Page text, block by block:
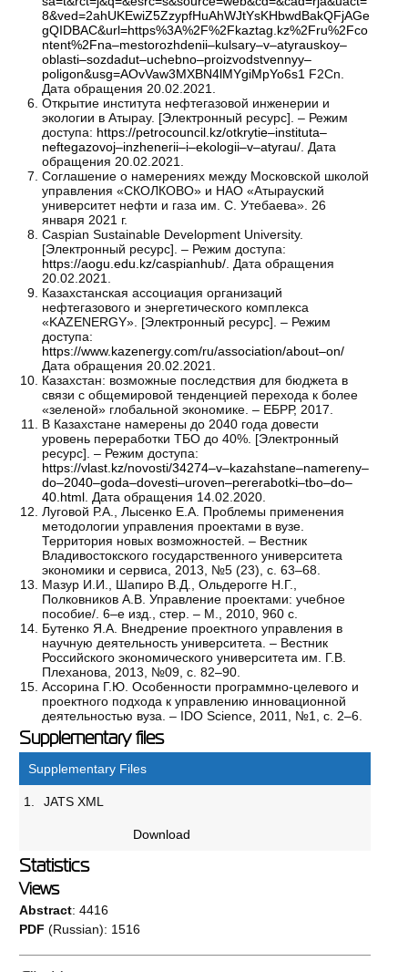
8&ved=2ahUKEwiZ5ZzypfHuAhWJtYsKHbwdBakQFjAGe
gQIDBAC&url=https%3A%2F%2Fkaztag.kz%2Fru%2Fco
ntent%2Fna–mestorozhdenii–kulsary–v–atyrauskoy–
oblasti–sozdadut–uchebno–proizvodstvennyy–
poligon&usg=AOvVaw3MXBN4lMYgiMpYo6s1 F2Cn.
Дата обращения 20.02.2021.
Открытие института нефтегазовой инженерии и
экологии в Атырау. [Электронный ресурс]. – Режим
доступа: https://petrocouncil.kz/otkrytie–instituta–
neftegazovoj–inzhenerii–i–ekologii–v–atyrau/ . Дата
обращения 20.02.2021.
Соглашение о намерениях между Московской школой
управления «СКОЛКОВО» и НАО «Атырауский
университет нефти и газа им. С. Утебаева». 26
января 2021 г.
Caspian Sustainable Development University.
[Электронный ресурс]. – Режим доступа:
https://aogu.edu.kz/caspianhub/ . Дата обращения
20.02.2021.
Казахстанская ассоциация организаций
нефтегазового и энергетического комплекса
«KAZENERGY». [Электронный ресурс]. – Режим
доступа:
https://www.kazenergy.com/ru/association/about–on/
Дата обращения 20.02.2021.
Казахстан: возможные последствия для бюджета в
связи с общемировой тенденцией перехода к более
«зеленой» глобальной экономике. – ЕБРР, 2017.
В Казахстане намерены до 2040 года довести
уровень переработки ТБО до 40%. [Электронный
ресурс]. – Режим доступа:
https://vlast.kz/novosti/34274–v–kazahstane–namereny–
do–2040–goda–dovesti–uroven–pererabotki–tbo–do–
40.html . Дата обращения 14.02.2020.
Луговой Р.А., Лысенко Е.А. Проблемы применения
методологии управления проектами в вузе.
Территория новых возможностей. – Вестник
Владивостокского государственного университета
экономики и сервиса, 2013, №5 (23), с. 63–68.
Мазур И.И., Шапиро В.Д., Ольдерогге Н.Г.,
Полковников А.В. Управление проектами: учебное
пособие/. 6–е изд., стер. – М., 2010, 960 с.
Бутенко Я.А. Внедрение проектного управления в
научную деятельность университета. – Вестник
Российского экономического университета им. Г.В.
Плеханова, 2013, №09, с. 82–90.
Ассорина Г.Ю. Особенности программно-целевого и
проектного подхода к управлению инновационной
деятельностью вуза. – IDO Science, 2011, №1, с. 2–6.
Supplementary files
Supplementary Files
1. JATS XML
Download
Statistics
Views
Abstract: 4416
PDF (Russian): 1516